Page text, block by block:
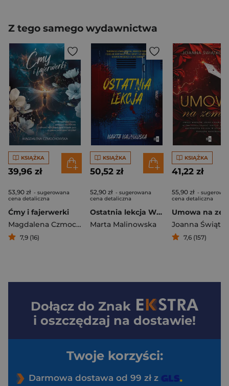
Z tego samego wydawnictwa
KSIĄŻKA
39,96 zł
53,90 zł - sugerowana
cena detaliczna
Ćmy i fajerwerki
Magdalena Czmochowska
7,9 (16)
KSIĄŻKA
50,52 zł
52,90 zł - sugerowana
cena detaliczna
Ostatnia lekcja Wielkie Litery
Marta Malinowska
KSIĄŻKA
41,22 zł
55,90 zł -
cena detaliczna
Umowa na
7,6 (157)
Dołącz do Znak
i oszczędzaj na dostawie!
Twoje korzyści:
Darmowa dostawa od 99 zł z